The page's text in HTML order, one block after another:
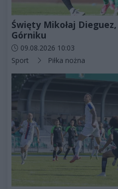
Święty Mikołaj
Górniku
Data dodania artykułu:
09.08.2026 10:03
Kategorie artykułu:
Sport Piłka nożna